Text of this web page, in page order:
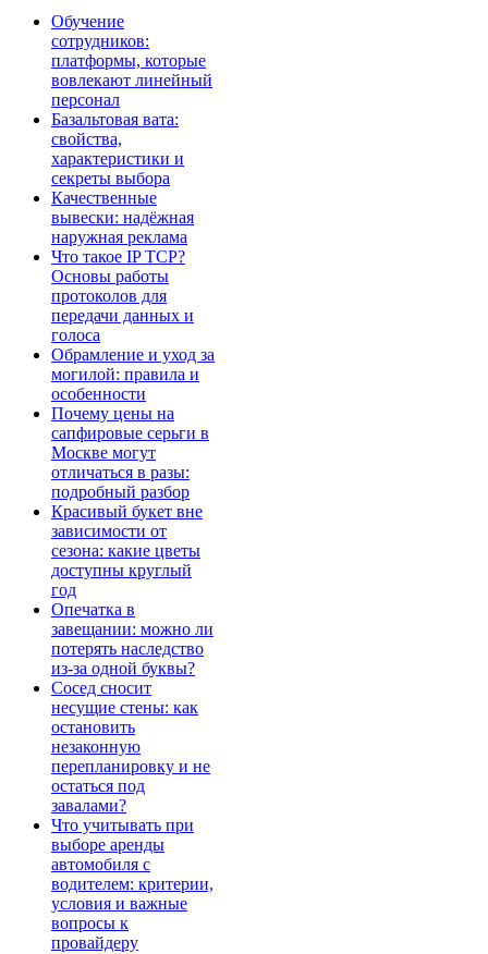
Обучение
сотрудников:
платформы, которые
вовлекают линейный
персонал
Базальтовая вата:
свойства,
характеристики и
секреты выбора
Качественные
вывески: надёжная
наружная реклама
Что такое IP TCP?
Основы работы
протоколов для
передачи данных и
голоса
Обрамление и уход за
могилой: правила и
особенности
Почему цены на
сапфировые серьги в
Москве могут
отличаться в разы:
подробный разбор
Красивый букет вне
зависимости от
сезона: какие цветы
доступны круглый
год
Опечатка в
завещании: можно ли
потерять наследство
из-за одной буквы?
Сосед сносит
несущие стены: как
остановить
незаконную
перепланировку и не
остаться под
завалами?
Что учитывать при
выборе аренды
автомобиля с
водителем: критерии,
условия и важные
вопросы к
провайдеру